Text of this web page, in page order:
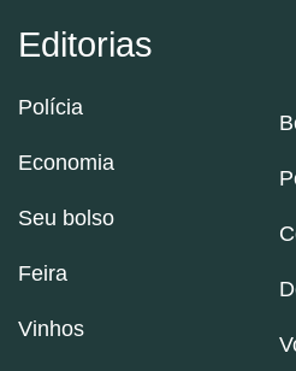
Editorias
Polícia
Economia
Seu bolso
Feira
Vinhos